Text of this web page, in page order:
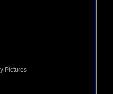
Pictures